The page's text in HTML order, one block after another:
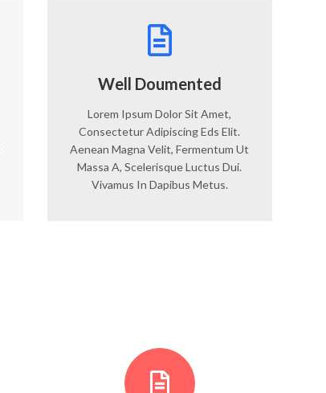
Well Doumented
Lorem Ipsum Dolor Sit Amet,
Consectetur Adipiscing Eds Elit.
Aenean Magna Velit, Fermentum Ut
Massa A, Scelerisque Luctus Dui.
Vivamus In Dapibus Metus.